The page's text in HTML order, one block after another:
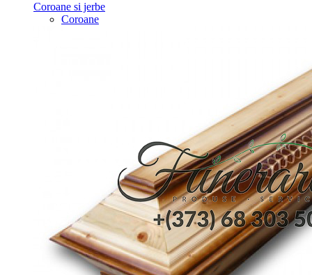
Coroane si jerbe
Coroane